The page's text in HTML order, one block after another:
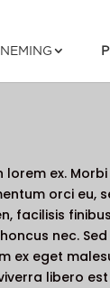
ex.
orci eu,
facilisis
nec.
ex eget
libero